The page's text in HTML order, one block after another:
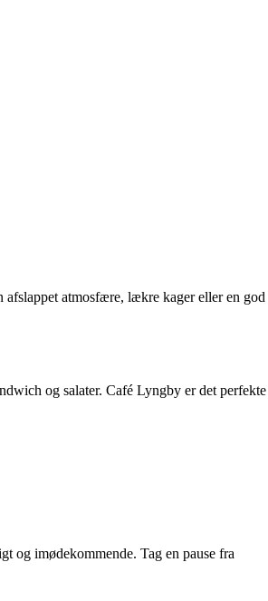
atmosfære, lækre kager eller en god
og salater. Café Lyngby er det perfekte
og imødekommende. Tag en pause fra